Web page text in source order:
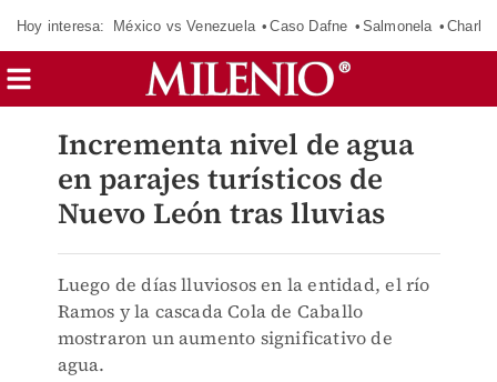
Hoy interesa: México vs Venezuela Caso Dafne Salmonela
Incrementa nivel de agua
en parajes turísticos de
Nuevo León tras lluvias
Luego de días lluviosos en la entidad, el río
Ramos y la cascada Cola de Caballo
mostraron un aumento significativo de
agua.